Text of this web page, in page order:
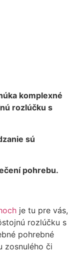
komplexné
rozlúčku s
sú
pohrebu.
je tu pre vás,
rozlúčku s
pohrebné
zosnulého či